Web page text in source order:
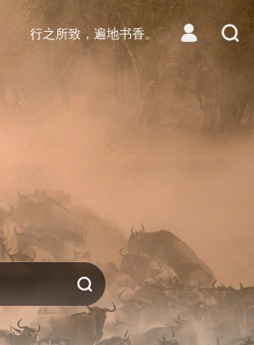
行之所致，遍地书香。
对话AI